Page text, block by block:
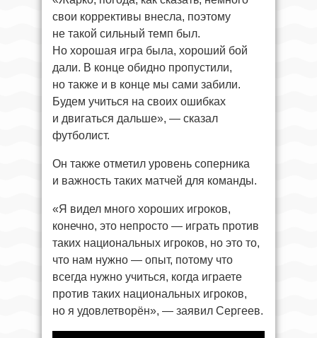
свои коррективы внесла, поэтому
не такой сильный темп был.
Но хорошая игра была, хороший бой
дали. В конце обидно пропустили,
но также и в конце мы сами забили.
Будем учиться на своих ошибках
и двигаться дальше», — сказал
футболист.
Он также отметил уровень соперника
и важность таких матчей для команды.
«Я видел много хороших игроков,
конечно, это непросто — играть против
таких национальных игроков, но это то,
что нам нужно — опыт, потому что
всегда нужно учиться, когда играете
против таких национальных игроков,
но я удовлетворён», — заявил Сергеев.